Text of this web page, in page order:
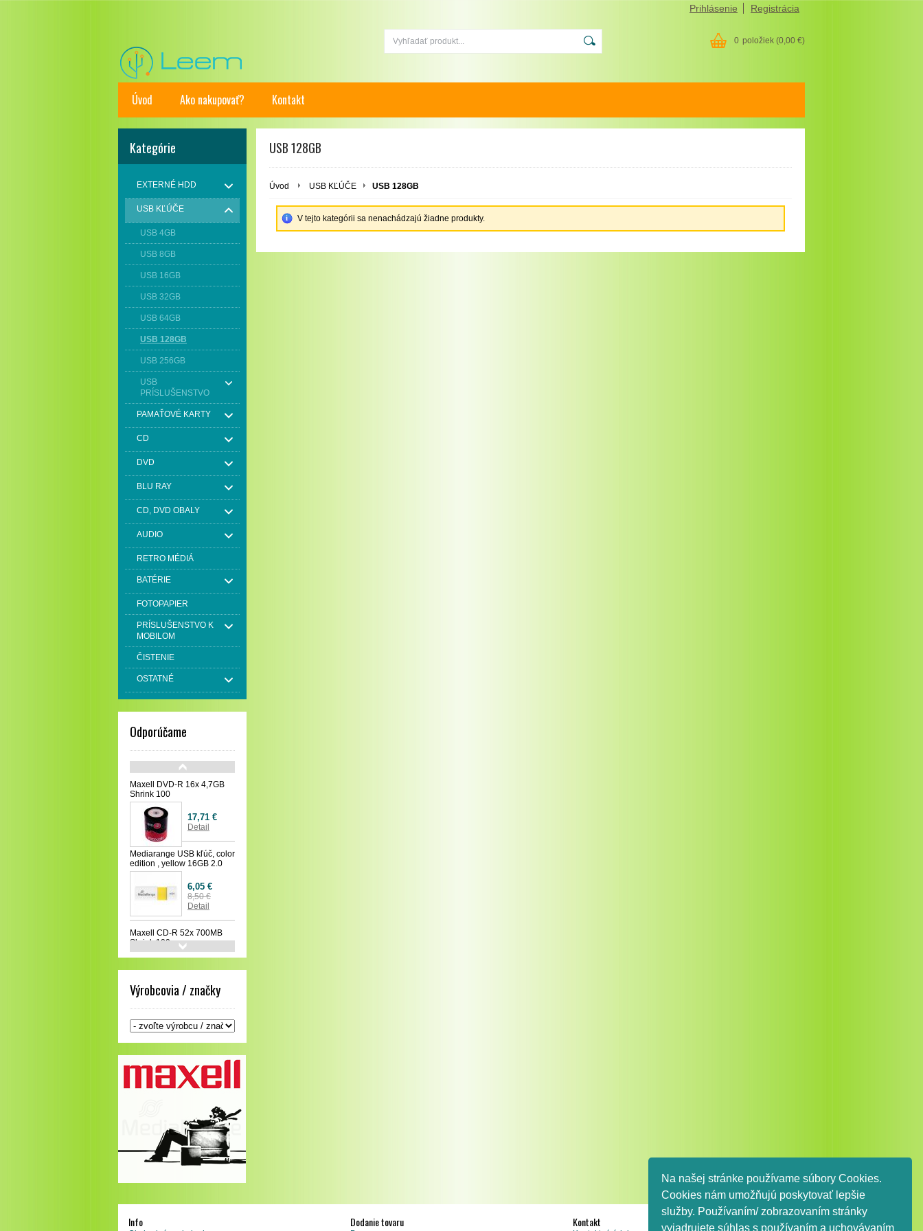
Na našej stránke používame súbory Cookies.
Cookies nám umožňujú poskytovať lepšie
služby. Používaním/ zobrazovaním stránky
vyjadrujete súhlas s používaním a uchovávaním
Prihlásenie Registrácia
0 položiek (0,00 €)
Úvod Ako nakupovať? Kontakt
Kategórie
EXTERNÉ HDD
USB KĽÚČE
USB 4GB
USB 8GB
USB 16GB
USB 32GB
USB 64GB
USB 128GB
USB 256GB
USB
PRÍSLUŠENSTVO
PAMAŤOVÉ KARTY
CD
DVD
BLU RAY
CD, DVD OBALY
AUDIO
RETRO MÉDIÁ
BATÉRIE
FOTOPAPIER
PRÍSLUŠENSTVO K
MOBILOM
ČISTENIE
OSTATNÉ
Odporúčame
Maxell DVD-R 16x 4,7GB
Shrink 100
17,71 €
Detail
Mediarange USB kľúč, color
edition , yellow 16GB 2.0
6,05 €
8,50 €
Detail
Maxell CD-R 52x 700MB
Shrink 100
Výrobcovia / značky
USB 128GB
Úvod USB KĽÚČE USB 128GB
V tejto kategórii sa nenachádzajú žiadne produkty.
Info Dodanie tovaru Kontakt